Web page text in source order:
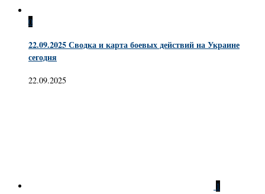
0
22.09.2025 Сводка и карта боевых действий на Украине
сегодня
22.09.2025
1